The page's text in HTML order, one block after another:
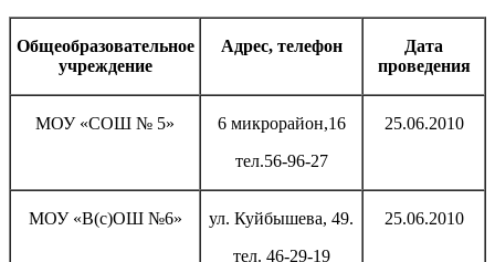
Общеобразовательное
учреждение
Адрес, телефон
Дата
проведения
МОУ «СОШ № 5»
6 микрорайон,16
тел.56-96-27
25.06.2010
МОУ «В(с)ОШ №6»
ул. Куйбышева, 49.
тел. 46-29-19
25.06.2010